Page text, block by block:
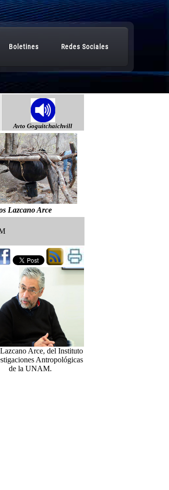
Avto Goguitchaichvill
Lazcano Arce
Arce, del Instituto
Antropológicas
de la UNAM.